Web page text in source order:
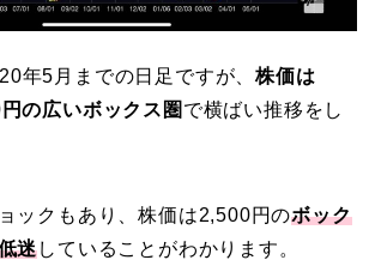
年5月までの日足ですが、株価は
の広いボックス圏 で横ばい推移をし
ックもあり、株価は2,500円のボック
迷していることがわかります。